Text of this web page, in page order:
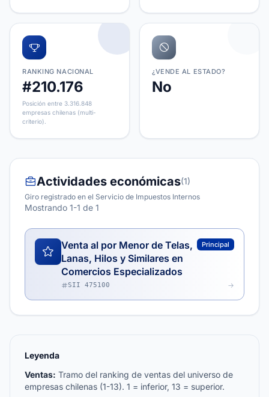
RANKING NACIONAL
#210.176
Posición entre 3.316.848
empresas chilenas (multi-
criterio).
¿VENDE AL ESTADO?
No
Actividades económicas(1)
Giro registrado en el Servicio de Impuestos Internos
Mostrando 1-1 de 1
Venta al por Menor de Telas,
Lanas, Hilos y Similares en
Comercios Especializados
Principal
SII 475100
Leyenda
Ventas: Tramo del ranking de ventas del universo de
empresas chilenas (1-13). 1 = inferior, 13 = superior.